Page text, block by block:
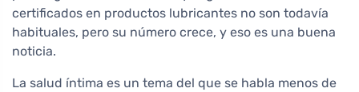
certificados en productos lubricantes no son todavía
habituales, pero su número crece, y eso es una buena
noticia.
La salud íntima es un tema del que se habla menos de